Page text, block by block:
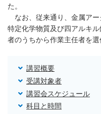
た。
なお、従来通り、金属アー
特定化学物質及び四アルキ
者のうちから作業主任者を選
講習概要
受講対象者
講習会スケジュール
科目と時間